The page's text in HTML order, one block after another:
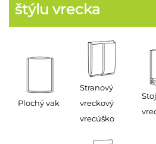
štýlu vrecka
Plochý vak
Stranový
vreckový
vrecúško